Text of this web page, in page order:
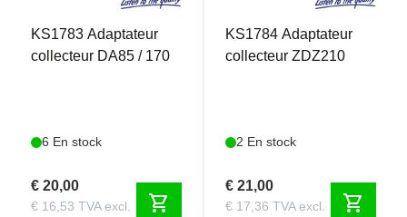
KS1783 Adaptateur
collecteur DA85 / 170
6 En stock
€ 20,00
€ 16,53 TVA excl. shopping_cart
KS1784 Adaptateur
collecteur ZDZ210
2 En stock
€ 21,00
€ 17,36 TVA excl. shopping_cart